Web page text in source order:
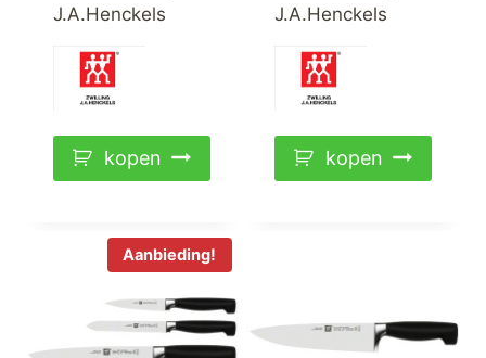
J.A.Henckels
kopen
J.A.Henckels
kopen
Aanbieding!